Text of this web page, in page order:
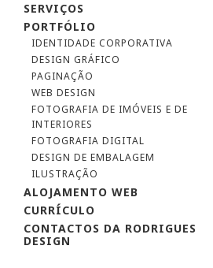
SERVIÇOS
PORTFÓLIO
IDENTIDADE CORPORATIVA
DESIGN GRÁFICO
PAGINAÇÃO
WEB DESIGN
FOTOGRAFIA DE IMÓVEIS E DE
INTERIORES
FOTOGRAFIA DIGITAL
DESIGN DE EMBALAGEM
ILUSTRAÇÃO
ALOJAMENTO WEB
CURRÍCULO
CONTACTOS DA RODRIGUES
DESIGN